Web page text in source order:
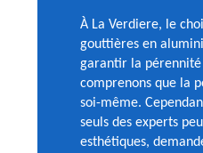
À La Verdiere, le
gouttières en
garantir la pérennité
comprenons que la
soi-même.
seuls des experts
esthétiques,